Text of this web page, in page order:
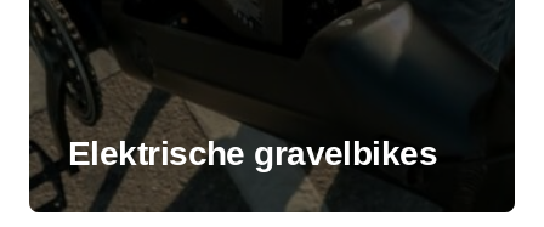
Elektrische gravelbikes